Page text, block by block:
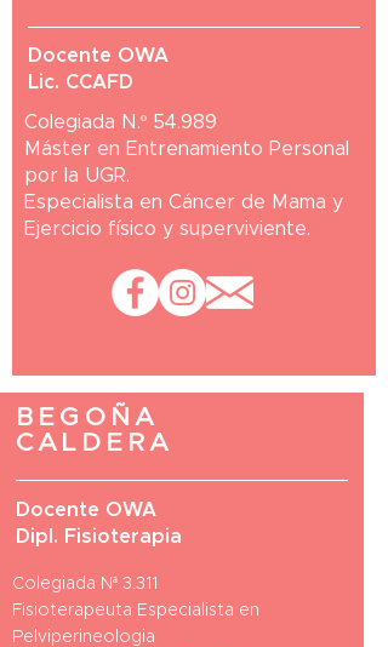
Docente OWA
Lic. CCAFD
Colegiada N.º 54.989
Máster en Entrenamiento Personal
por la UGR.
Especialista en Cáncer de Mama y
Ejercicio físico y superviviente.
BEGOÑA
CALDERA
Docente OWA
Dipl. Fisioterapia
Colegiada Nª 3.311
Fisioterapeuta Especialista en
Pelviperineologia